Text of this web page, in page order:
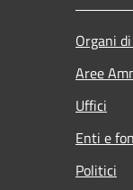
Organi
Aree
Uffici
Enti e
Politici